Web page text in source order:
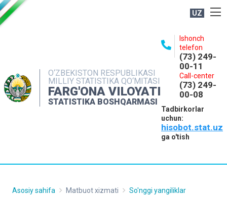
UZ
O‘ZBEKISTON RESPUBLIKASI
MILLIY STATISTIKA QO‘MITASI
FARG'ONA VILOYATI
STATISTIKA BOSHQARMASI
Ishonch
telefon
(73) 249-
00-11
Call-center
(73) 249-
00-08
Tadbirkorlar
uchun:
hisobot.stat.uz
ga o'tish
NASHRLAR
INTERAKTIV XIZMATLAR
MATBUOT XIZMATI
Asosiy sahifa Matbuot xizmati So'nggi yangiliklar